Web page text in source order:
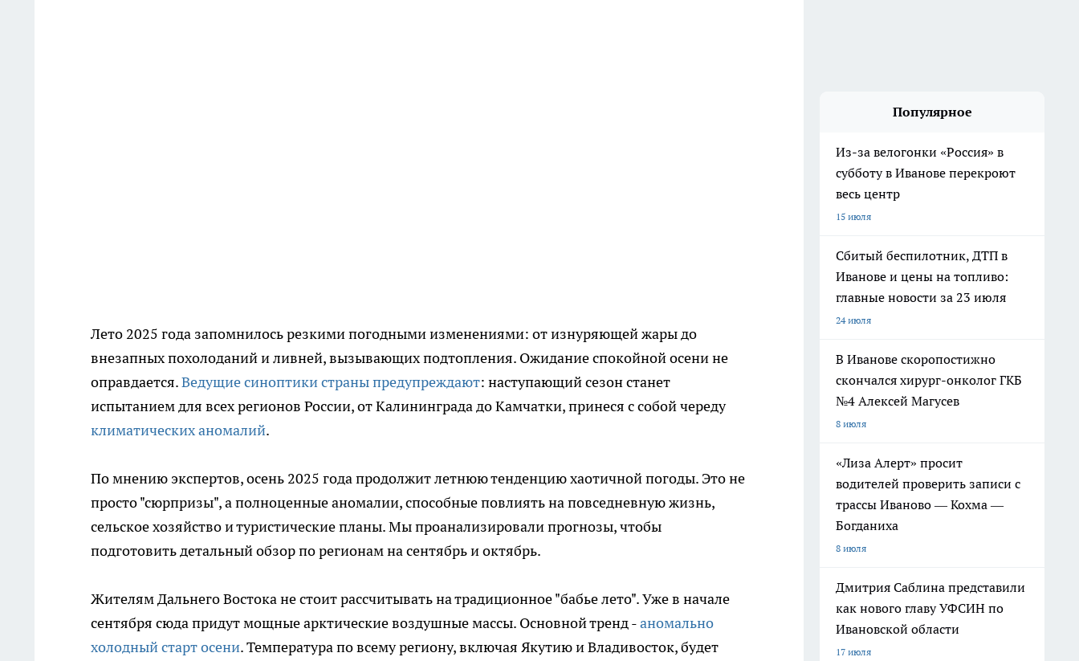
Лето 2025 года запомнилось резкими погодными изменениями: от изнуряющей жары до
внезапных похолоданий и ливней, вызывающих подтопления. Ожидание спокойной осени не
оправдается.Ведущие синоптики страны предупреждают: наступающий сезон станет
испытанием для всех регионов России, от Калининграда до Камчатки, принеся с собой череду
климатических аномалий.
По мнению экспертов, осень 2025 года продолжит летнюю тенденцию хаотичной погоды. Это не
просто "сюрпризы", а полноценные аномалии, способные повлиять на повседневную жизнь,
сельское хозяйство и туристические планы. Мы проанализировали прогнозы, чтобы
подготовить детальный обзор по регионам на сентябрь и октябрь.
Жителям Дальнего Востока не стоит рассчитывать на традиционное "бабье лето". Уже в начале
сентября сюда придут мощные арктические воздушные массы. Основной тренд -аномально
холодный старт осени. Температура по всему региону, включая Якутию и Владивосток, будет
Популярное
Из-за велогонки «Россия» в
субботу в Иванове перекроют
весь центр
15 июля
Сбитый беспилотник, ДТП в
Иванове и цены на топливо:
главные новости за 23 июля
24 июля
В Иванове скоропостижно
скончался хирург-онколог ГКБ
№4 Алексей Магусев
8 июля
«Лиза Алерт» просит
водителей проверить записи с
трассы Иваново — Кохма —
Богданиха
8 июля
Дмитрия Саблина представили
как нового главу УФСИН по
Ивановской области
17 июля